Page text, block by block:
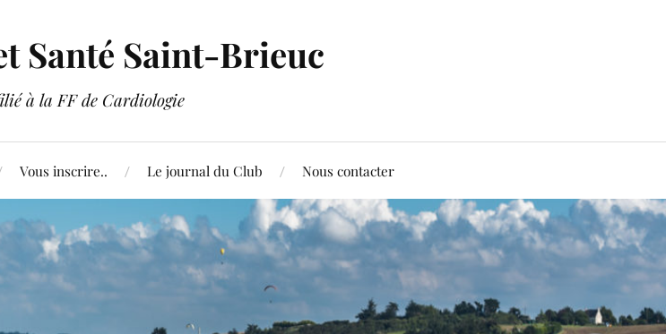
Santé Saint-Brieuc
à la FF de Cardiologie
Vous inscrire.. Le journal du Club Nous contacter